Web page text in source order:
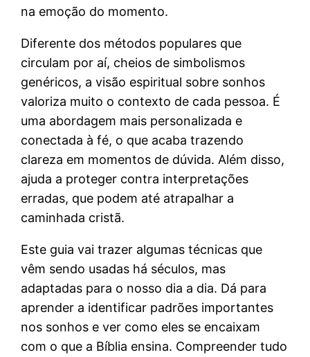
na emoção do momento.
Diferente dos métodos populares que
circulam por aí, cheios de simbolismos
genéricos, a visão espiritual sobre sonhos
valoriza muito o contexto de cada pessoa. É
uma abordagem mais personalizada e
conectada à fé, o que acaba trazendo
clareza em momentos de dúvida. Além disso,
ajuda a proteger contra interpretações
erradas, que podem até atrapalhar a
caminhada cristã.
Este guia vai trazer algumas técnicas que
vêm sendo usadas há séculos, mas
adaptadas para o nosso dia a dia. Dá para
aprender a identificar padrões importantes
nos sonhos e ver como eles se encaixam
com o que a Bíblia ensina. Compreender tudo